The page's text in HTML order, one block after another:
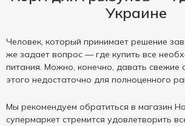
Украине
Человек, который принимает решение
же задает вопрос — где купить все
питания. Можно, конечно, давать свежие
этого недостаточно для полноценного
Мы рекомендуем обратиться в магазин
супермаркет стремится удовлетворить